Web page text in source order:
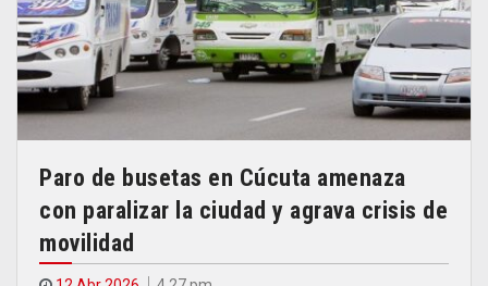
Paro de busetas en Cúcuta amenaza
con paralizar la ciudad y agrava crisis de
movilidad